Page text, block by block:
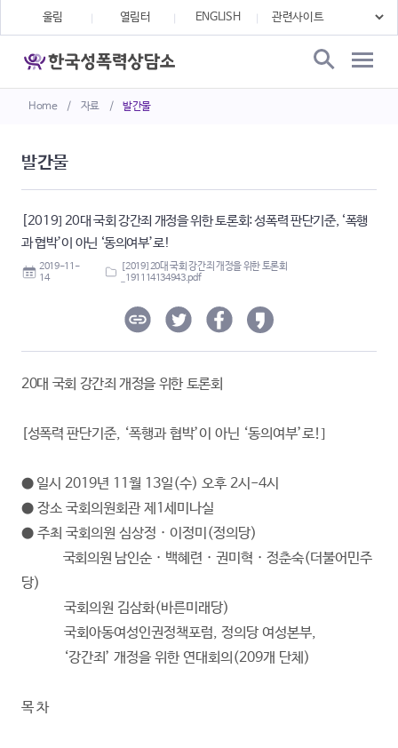
Home / 자료 / 발간물
울림 열림터 ENGLISH
발간물
[2019] 20대 국회 강간죄 개정을 위한 토론회: 성폭력 판단기준, ‘폭행
과 협박’이 아닌 ‘동의여부’로!
2019-11-
14
[2019] 20대 국회 강간죄 개정을 위한 토론회
_191114134943.pdf
20대 국회 강간죄 개정을 위한 토론회
[성폭력판단기준, ‘폭행과협박’이아닌 ‘동의여부’로!]
● 일시 2019년 11월 13일(수)오후 2시-4시
● 장소 국회의원회관 제1세미나실
● 주최 국회의원 심상정 · 이정미(정의당)
국회의원 남인순 · 백혜련 · 권미혁 · 정춘숙(더불어민주
당)
국회의원 김삼화(바른미래당)
국회아동여성인권정책포럼, 정의당 여성본부,
‘강간죄’ 개정을 위한 연대회의(209개 단체)
목 차